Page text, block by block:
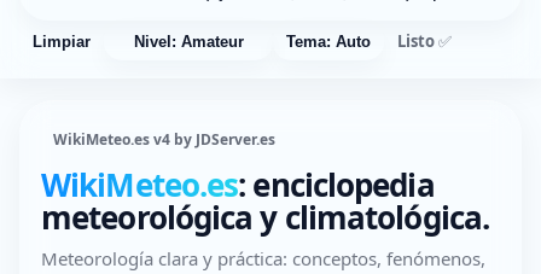
Limpiar Nivel: Amateur Tema: Auto Listo ✅
WikiMeteo.es v4 by JDServer.es
WikiMeteo.es: enciclopedia
meteorológica y climatológica.
Meteorología clara y práctica: conceptos, fenómenos,